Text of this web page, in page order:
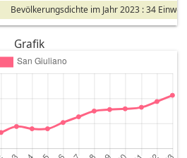
Bevölkerungsdichte im Jahr 2023 : 34
Grafik